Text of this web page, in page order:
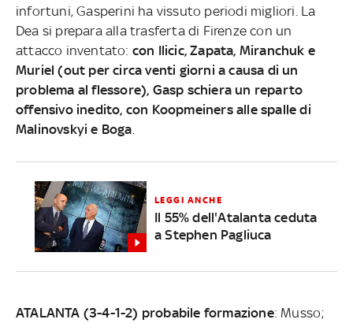
infortuni, Gasperini ha vissuto periodi migliori. La
Dea si prepara alla trasferta di Firenze con un
attacco inventato: con Ilicic, Zapata, Miranchuk e
Muriel (out per circa venti giorni a causa di un
problema al flessore), Gasp schiera un reparto
offensivo inedito, con Koopmeiners alle spalle di
Malinovskyi e Boga
LEGGI ANCHE
Il 55% dell'Atalanta ceduta
a Stephen Pagliuca
ATALANTA (3-4-1-2) probabile formazione: Musso;